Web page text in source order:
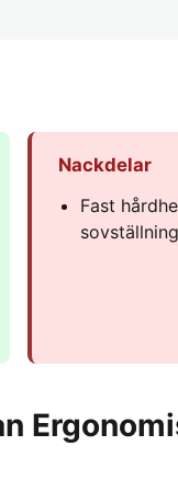
Nackdelar
Fast